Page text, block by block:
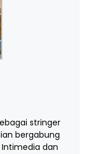
stringer
bergabung
Intimedia dan